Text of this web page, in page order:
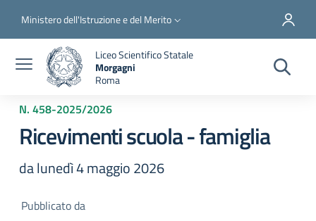
Slim top
Ministero dell'Istruzione e del Merito
Liceo Scientifico Statale
Morgagni
Roma
N. 458-2025/2026
Ricevimenti scuola - famiglia
da lunedì 4 maggio 2026
Pubblicato da